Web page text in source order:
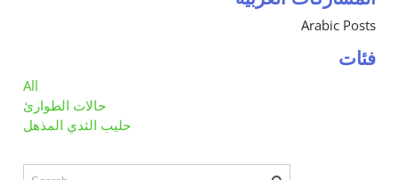
Arabic Posts
فئات
All
حالات الطوارئ
حليب الثدي المذهل